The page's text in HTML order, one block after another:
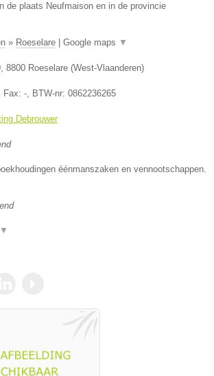
de plaats Neufmaison en in de provincie
» Roeselare Google maps ▼
, 8800 Roeselare (West-Vlaanderen)
Fax: -, BTW-nr: 0862236265
Debrouwer
éénmanszaken en vennootschappen.
▼